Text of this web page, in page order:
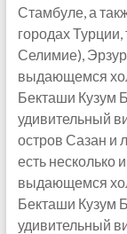
Стамбуле, а
городах Турции,
Селимие),
выдающемся
Бекташи Кузум
удивительный
остров Сазан и
есть несколько
выдающемся
Бекташи Кузум
удивительный